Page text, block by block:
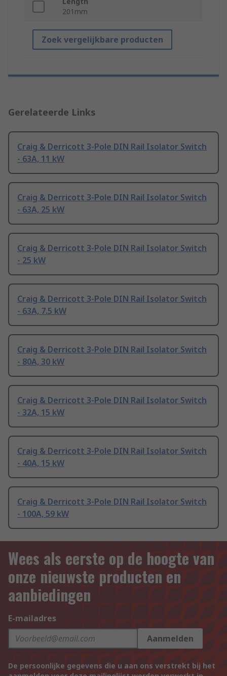
201mm
Zoek vergelijkbare producten
Gerelateerde Links
Craig & Derricott 3-Pole DIN Rail Isolator Switch
- 63A, 11 kW
Craig & Derricott 3-Pole DIN Rail Isolator Switch
- 63A, 25 kW
Craig & Derricott 3-Pole DIN Rail Isolator Switch
- 25 kW
Craig & Derricott 3-Pole DIN Rail Isolator Switch
- 63A, 7.5 kW
Craig & Derricott 3-Pole DIN Rail Isolator Switch
- 80A, 30 kW
Craig & Derricott 3-Pole DIN Rail Isolator Switch
- 32A, 15 kW
Craig & Derricott 3-Pole DIN Rail Isolator Switch
- 40A, 15 kW
Craig & Derricott 3-Pole DIN Rail Isolator Switch
- 100A, 59 kW
Wees als eerste op de hoogte van
onze nieuwste producten en
aanbiedingen
E-mailadres
Aanmelden
De persoonlijke gegevens die u aan ons verstrekt bij het